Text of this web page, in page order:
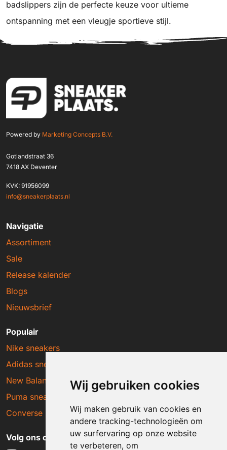
Wij gebruiken cookies
Wij maken gebruik van cookies en
andere tracking-technologieën om
uw surfervaring op onze website
te verbeteren, om
badslippers zijn de perfecte keuze voor ultieme
ontspanning met een vleugje sportieve stijl.
Powered by Marketing Concepts B.V.
Gotlandstraat 36
7418 AX Deventer
KVK: 91956099
info@sneakerplaats.nl
Navigatie
Assortiment
Sale
Release kalender
Blogs
Nieuwsbrief
Populair
Nike sneakers
Adidas sneakers
New Balance sneakers
Puma sneakers
Converse sneakers
Volg ons op social media